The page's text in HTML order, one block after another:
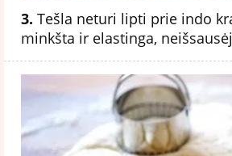
3. Tešla neturi lipti prie indo
minkšta ir elastinga,